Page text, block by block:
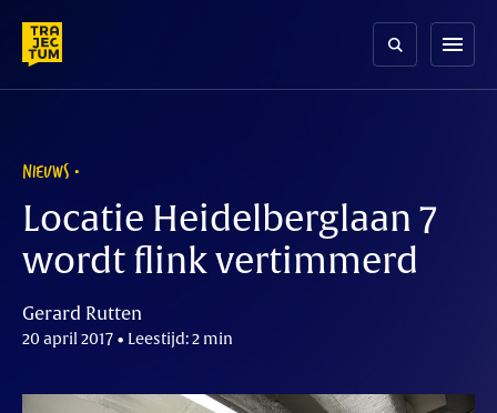
content
menu
NIEUWS
Locatie Heidelberglaan 7
wordt flink vertimmerd
Gerard Rutten
20 april 2017 • Leestijd: 2 min